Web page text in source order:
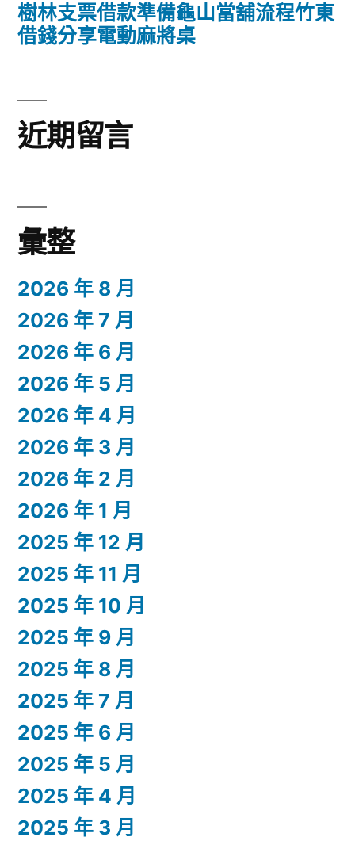
樹林支票借款準備龜山當舖流程竹東
借錢分享電動麻將桌
近期留言
彙整
2026 年 8 月
2026 年 7 月
2026 年 6 月
2026 年 5 月
2026 年 4 月
2026 年 3 月
2026 年 2 月
2026 年 1 月
2025 年 12 月
2025 年 11 月
2025 年 10 月
2025 年 9 月
2025 年 8 月
2025 年 7 月
2025 年 6 月
2025 年 5 月
2025 年 4 月
2025 年 3 月